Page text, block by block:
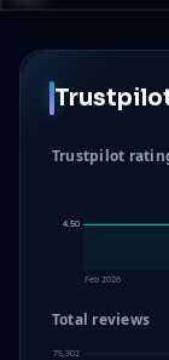
Trustpilot
4.50
4.50
Feb 2026
Total reviews
75,302